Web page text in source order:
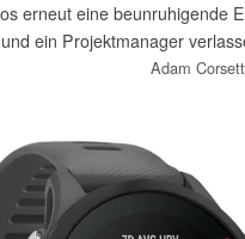
erneut eine beunruhigende
ein Projektmanager
über eine
zurückbleiben.
Adam